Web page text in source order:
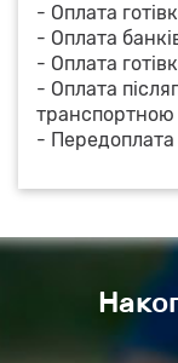
- Оплата
- Оплата
- Оплата
- Оплата
транспортною
- Передоплата